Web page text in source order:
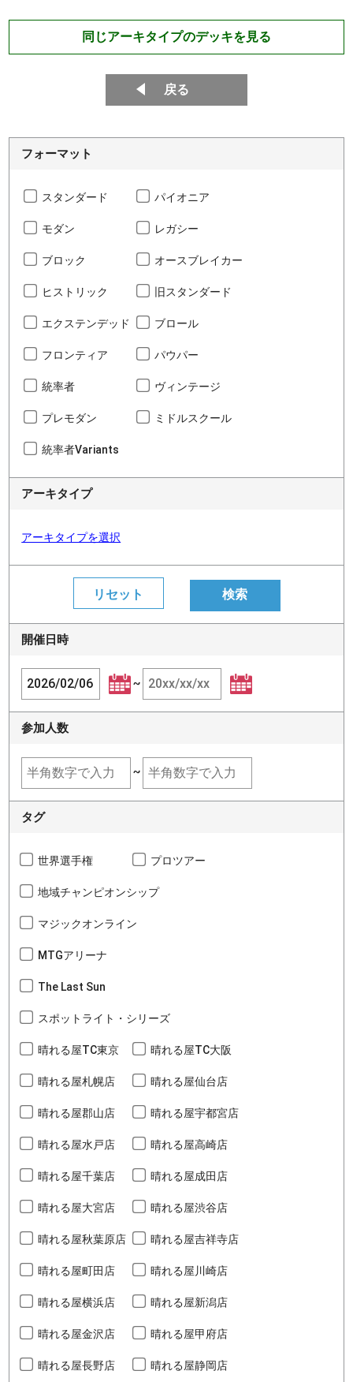
同じアーキタイプのデッキを見る
戻る
フォーマット
スタンダード パイオニア
モダン レガシー
ブロック オースブレイカー
ヒストリック 旧スタンダード
エクステンデッド ブロール
フロンティア パウパー
統率者 ヴィンテージ
プレモダン ミドルスクール
統率者Variants
アーキタイプ
アーキタイプを選択
開催日時
~
参加人数
~
タグ
世界選手権 プロツアー
地域チャンピオンシップ
マジックオンライン
MTGアリーナ
The Last Sun
スポットライト・シリーズ
晴れる屋TC東京 晴れる屋TC大阪
晴れる屋札幌店 晴れる屋仙台店
晴れる屋郡山店 晴れる屋宇都宮店
晴れる屋水戸店 晴れる屋高崎店
晴れる屋千葉店 晴れる屋成田店
晴れる屋大宮店 晴れる屋渋谷店
晴れる屋秋葉原店 晴れる屋吉祥寺店
晴れる屋町田店 晴れる屋川崎店
晴れる屋横浜店 晴れる屋新潟店
晴れる屋金沢店 晴れる屋甲府店
晴れる屋長野店 晴れる屋静岡店